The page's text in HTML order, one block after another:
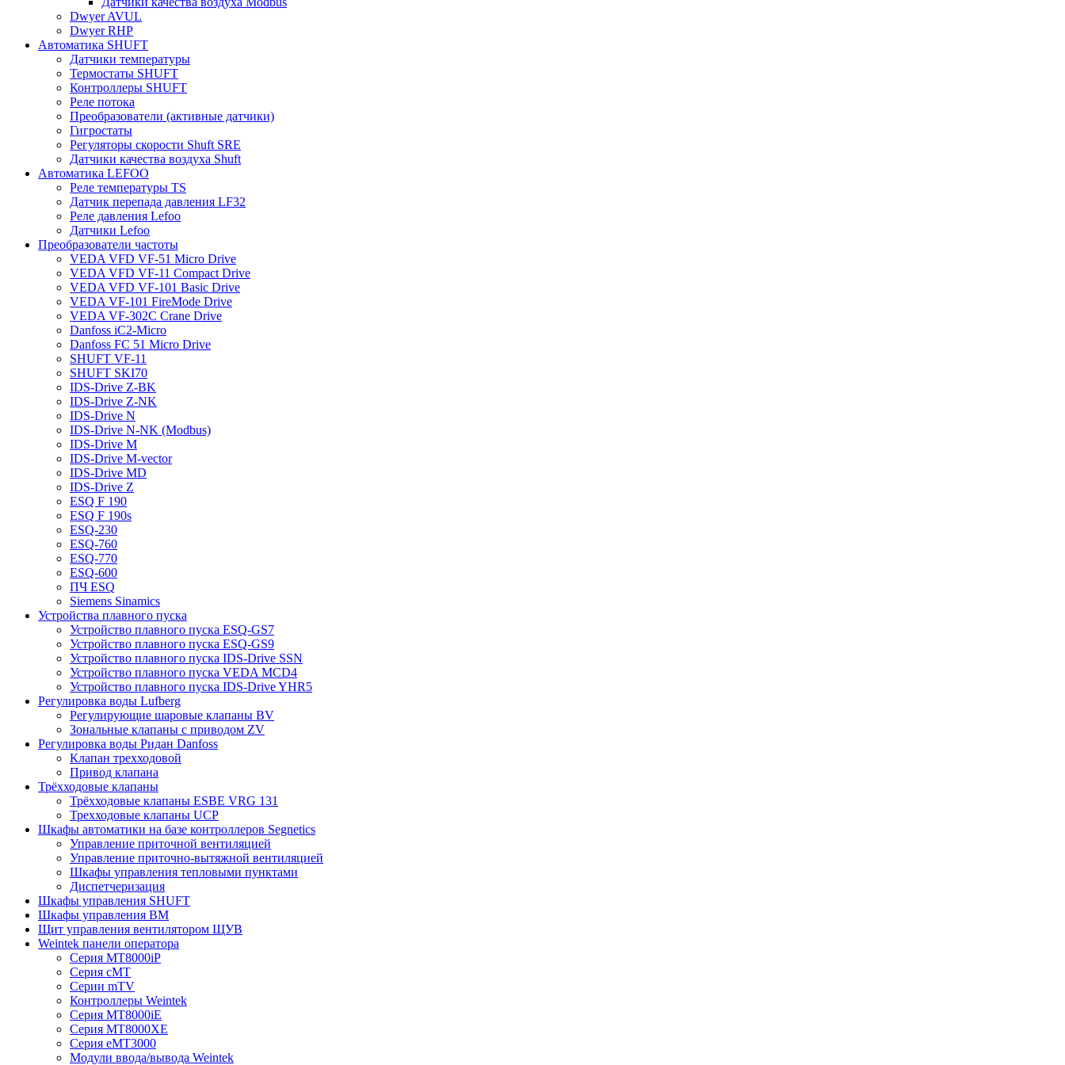
Dwyer AVUL
Dwyer RHP
Автоматика SHUFT
Датчики температуры
Термостаты SHUFT
Контроллеры SHUFT
Реле потока
Преобразователи (активные датчики)
Гигростаты
Регуляторы скорости Shuft SRE
Датчики качества воздуха Shuft
Автоматика LEFOO
Реле температуры TS
Датчик перепада давления LF32
Реле давления Lefoo
Датчики Lefoo
Преобразователи частоты
VEDA VFD VF-51 Micro Drive
VEDA VFD VF-11 Compact Drive
VEDA VFD VF-101 Basic Drive
VEDA VF-101 FireMode Drive
VEDA VF-302C Crane Drive
Danfoss iC2-Micro
Danfoss FC 51 Micro Drive
SHUFT VF-11
SHUFT SKI70
IDS-Drive Z-BK
IDS-Drive Z-NK
IDS-Drive N
IDS-Drive N-NK (Modbus)
IDS-Drive M
IDS-Drive M-vector
IDS-Drive MD
IDS-Drive Z
ESQ F 190
ESQ F 190s
ESQ-230
ESQ-760
ESQ-770
ESQ-600
ПЧ ESQ
Siemens Sinamics
Устройства плавного пуска
Устройство плавного пуска ESQ-GS7
Устройство плавного пуска ESQ-GS9
Устройство плавного пуска IDS-Drive SSN
Устройство плавного пуска VEDA MCD4
Устройство плавного пуска IDS-Drive YHR5
Регулировка воды Lufberg
Регулирующие шаровые клапаны BV
Зональные клапаны с приводом ZV
Регулировка воды Ридан Danfoss
Клапан трехходовой
Привод клапана
Трёхходовые клапаны
Трёхходовые клапаны ESBE VRG 131
Трехходовые клапаны UCP
Шкафы автоматики на базе контроллеров Segnetics
Управление приточной вентиляцией
Управление приточно-вытяжной вентиляцией
Шкафы управления тепловыми пунктами
Диспетчеризация
Шкафы управления SHUFT
Шкафы управления BM
Щит управления вентилятором ЩУВ
Weintek панели оператора
Серия MT8000iP
Серия cMT
Серии mTV
Контроллеры Weintek
Серия MT8000iE
Серия MT8000XE
Серия eMT3000
Модули ввода/вывода Weintek